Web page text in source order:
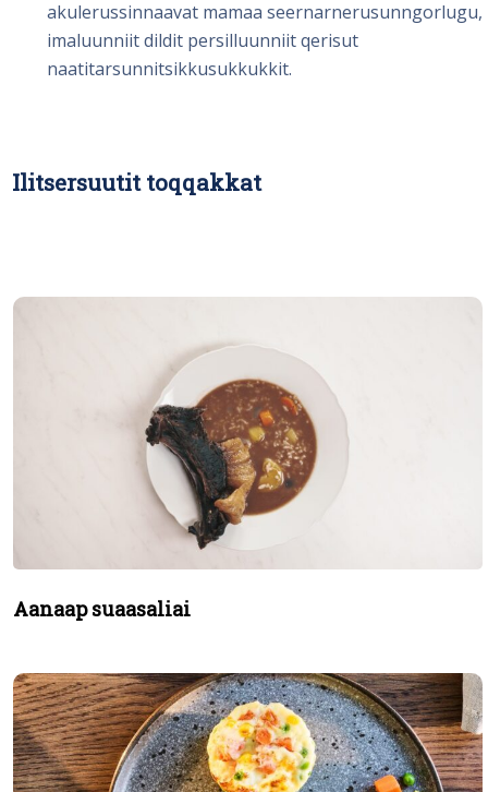
akulerussinnaavat mamaa seernarnerusunngorlugu,
imaluunniit dildit persilluunniit qerisut
naatitarsunnitsikkusukkukkit.
Ilitsersuutit toqqakkat
Aanaap suaasaliai